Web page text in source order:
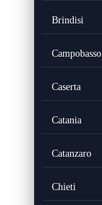
Brindisi
Campobasso
Caserta
Catania
Catanzaro
Chieti